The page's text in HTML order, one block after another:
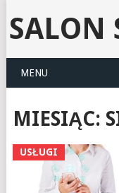
SALON
MENU
MIESIĄC:
USŁUGI